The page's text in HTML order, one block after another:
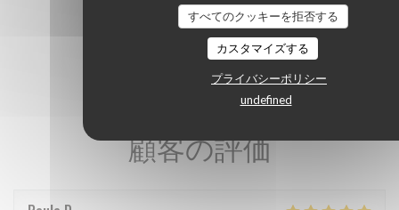
すべてのクッキーを拒否する
カスタマイズする
プライバシーポリシー
undefined
顧客の評価